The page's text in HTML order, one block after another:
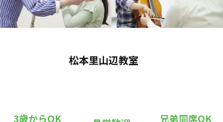
松本里山辺教室
3歳からOK 兄弟同席OK